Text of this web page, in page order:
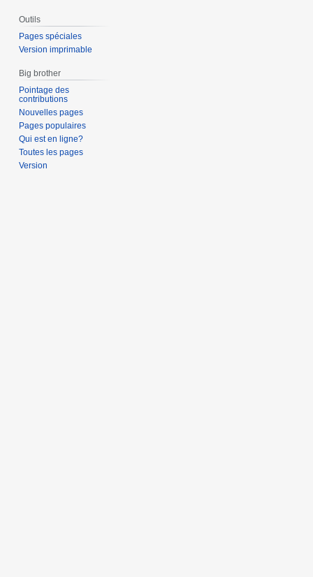
Outils
Pages spéciales
Version imprimable
Big brother
Pointage des
contributions
Nouvelles pages
Pages populaires
Qui est en ligne?
Toutes les pages
Version